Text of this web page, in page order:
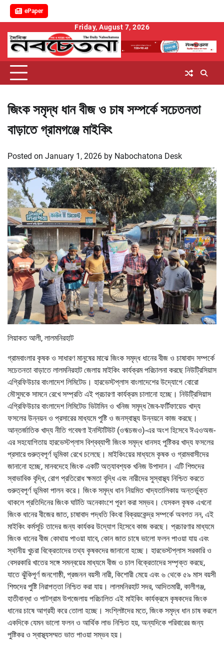
ePaper
content
Friday, August 7, 2026
জিংক সমৃদ্ধ ধান বীজ ও চাষ সম্পর্কে সচেতনতা
বাড়াতে গ্রামগঞ্জে মাইকিং
Posted on January 1, 2026 by Nabochatona Desk
লিয়াকত আলী, লালমনিরহাট
গ্রামবাংলার কৃষক ও সাধারণ মানুষের মাঝে জিংক সমৃদ্ধ ধানের বীজ ও চাষাবাদ সম্পর্কে
সচেতনতা বাড়াতে লালমনিরহাট জেলায় মাইকিং কার্যক্রম পরিচালনা করছে নিউট্রিসিয়াস
এগ্রিফিউচার বাংলাদেশ লিমিটেড। হারভেস্টপ্লাস বাংলাদেশের উদ্যোগে বোরো
মৌসুমকে সামনে রেখে সম্প্রতি এই প্রচারণা কার্যক্রম চালানো হচ্ছে। নিউট্রিসিয়াস
এগ্রিফিউচার বাংলাদেশ লিমিটেড ভিটামিন ও খনিজ সমৃদ্ধ জৈব-ফর্টিফায়েড খাদ্য
ফসলের উন্নয়ন ও প্রসারের মাধ্যমে পুষ্টি ও জনস্বাস্থ্য উন্নয়নে কাজ করছে।
আন্তর্জাতিক খাদ্য নীতি গবেষণা ইনস্টিটিউট (ওঋচজও)-এর অংশ হিসেবে ঈএওঅজ-
এর সহযোগিতায় হারভেস্টপ্লাস বিশ্বব্যাপী জিংক সমৃদ্ধ ধানসহ পুষ্টিকর খাদ্য ফসলের
প্রসারে গুরুত্বপূর্ণ ভূমিকা রেখে চলেছে। মাইকিংয়ের মাধ্যমে কৃষক ও গ্রামবাসীদের
জানানো হচ্ছে, মানবদেহে জিংক একটি অত্যাবশ্যক খনিজ উপাদান। এটি শিশুদের
স্বাভাবিক বৃদ্ধি, রোগ প্রতিরোধ ক্ষমতা বৃদ্ধি এবং নারীদের সুস্বাস্থ্য নিশ্চিত করতে
গুরুত্বপূর্ণ ভূমিকা পালন করে। জিংক সমৃদ্ধ ধান নিয়মিত খাদ্যতালিকায় অন্তর্ভুক্ত
থাকলে প্রতিদিনের জিংক ঘাটতি অনেকাংশে পূরণ করা সম্ভব। যেসকল কৃষক এখনো
জিংক ধানের বীজের জাত, চাষাবাদ পদ্ধতি কিংবা বিক্রয়কেন্দ্র সম্পর্কে অবগত নন, এই
মাইকিং কর্মসূচি তাদের জন্য কার্যকর উদ্যোগ হিসেবে কাজ করছে। প্রচারণার মাধ্যমে
জিংক ধানের বীজ কোথায় পাওয়া যাবে, কোন জাত চাষে ভালো ফলন পাওয়া যায় এবং
স্থানীয় খুচরা বিক্রেতাদের তথ্য কৃষকদের জানানো হচ্ছে। হারভেস্টপ্লাস সরকারি ও
বেসরকারি খাতের সঙ্গে সমন্বয়ের মাধ্যমে বীজ ও চাল বিক্রেতাদের সম্পৃক্ত করছে,
যাতে ঝুঁকিপূর্ণ জনগোষ্ঠী, প্রজনন বয়সী নারী, কিশোরী মেয়ে এবং ৬ থেকে ৫৯ মাস বয়সী
শিশুদের পুষ্টি নিরাপত্তা নিশ্চিত করা যায়। লালমনিরহাট সদর, আদিতমারী, কালীগঞ্জ,
হাতীবান্ধা ও পাটগ্রাম উপজেলায় পরিচালিত এই মাইকিং কার্যক্রমে কৃষকদের জিংক
ধানের চাষে আগ্রহী করে তোলা হচ্ছে। সংশ্লিষ্টদের মতে, জিংক সমৃদ্ধ ধান চাষ করলে
একদিকে যেমন ভালো ফলন ও আর্থিক লাভ নিশ্চিত হয়, অন্যদিকে পরিবারের জন্য
পুষ্টিকর ও স্বাস্থ্যসম্মত ভাত পাওয়া সম্ভব হয়।